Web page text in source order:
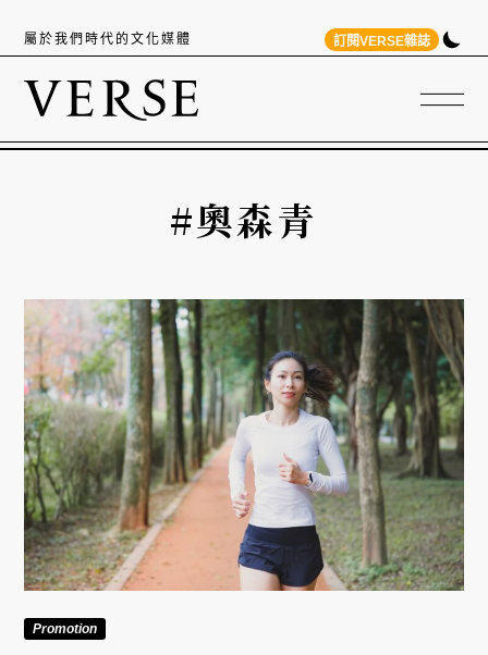
屬於我們時代的文化媒體 訂閱VERSE雜誌
#奧森青
Promotion